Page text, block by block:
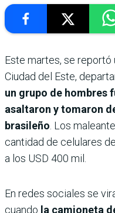
Este martes, se
Ciudad del Este,
un grupo de hombres
asaltaron y tomaron
brasileño . Los
cantidad de celulares
a los USD 400 mil.
En redes sociales se
cuando la camioneta